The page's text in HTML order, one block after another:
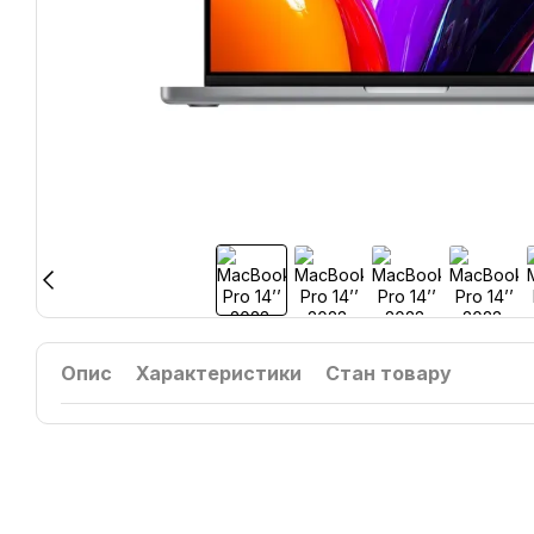
Опис Характеристики Стан товару